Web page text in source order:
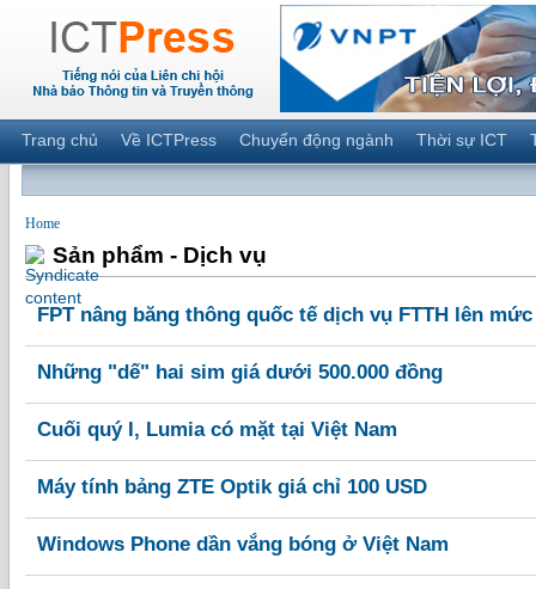
Trang chủ Về ICTPress Chuyển động ngành Thời sự ICT
Home
Sản phẩm - Dịch vụ
FPT nâng băng thông quốc tế dịch vụ FTTH lên
Những "dế" hai sim giá dưới 500.000 đồng
Cuối quý I, Lumia có mặt tại Việt Nam
Máy tính bảng ZTE Optik giá chỉ 100 USD
Windows Phone dần vắng bóng ở Việt Nam